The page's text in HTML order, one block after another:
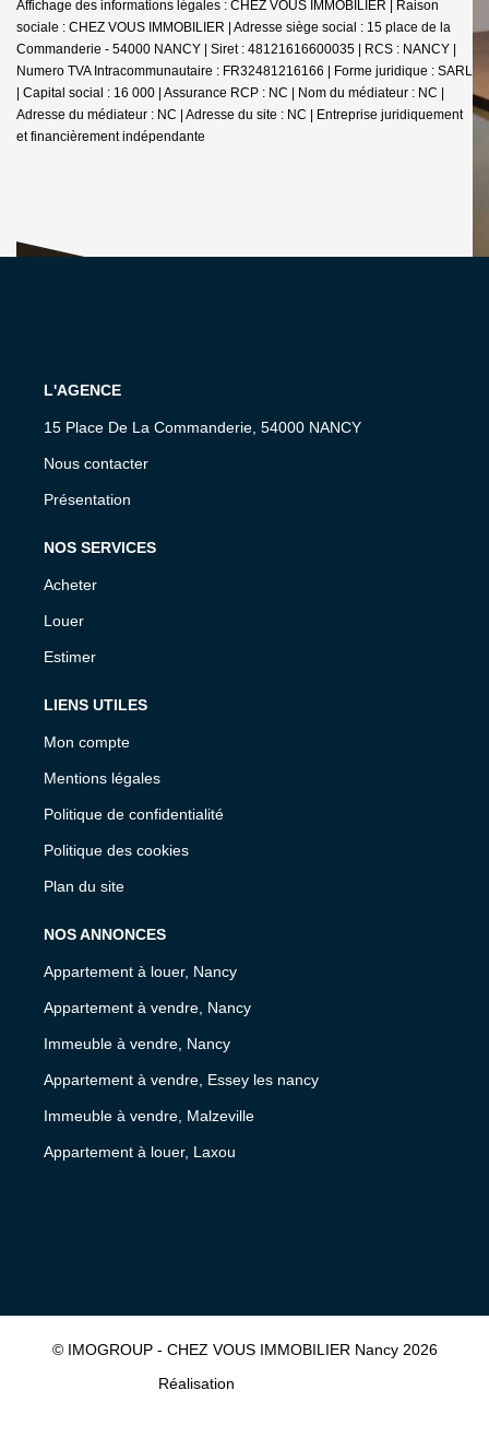
Affichage des informations légales : CHEZ VOUS IMMOBILIER | Raison
sociale : CHEZ VOUS IMMOBILIER | Adresse siège social : 15 place de la
Commanderie - 54000 NANCY | Siret : 48121616600035 | RCS : NANCY |
Numero TVA Intracommunautaire : FR32481216166 | Forme juridique : SARL
| Capital social : 16 000 | Assurance RCP : NC | Nom du médiateur : NC |
Adresse du médiateur : NC | Adresse du site : NC | Entreprise juridiquement
et financièrement indépendante
L'AGENCE
15 Place De La Commanderie, 54000 NANCY
Nous contacter
Présentation
NOS SERVICES
Acheter
Louer
Estimer
LIENS UTILES
Mon compte
Mentions légales
Politique de confidentialité
Politique des cookies
Plan du site
NOS ANNONCES
Appartement à louer, Nancy
Appartement à vendre, Nancy
Immeuble à vendre, Nancy
Appartement à vendre, Essey les nancy
Immeuble à vendre, Malzeville
Appartement à louer, Laxou
© IMOGROUP - CHEZ VOUS IMMOBILIER Nancy 2026
Réalisation